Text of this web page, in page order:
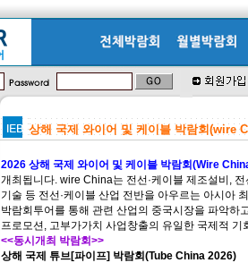
상해 국제 와이어 및 케이블 박람회(wire
2026 상해 국제 와이어 및 케이블 박람회(Wire
개최됩니다. wire China는 전선·케이블 제조설비,
기술 등 전선·케이블 산업 전반을 아우르는 아시아
박람회투어를 통해 관련 산업의 중국시장을 파악하
프로모션, 고부가가치 사업창출의 유일한 국제적
<<동시개최 박람회>>
상해 국제 튜브[파이프] 박람회(Tube China 2026)